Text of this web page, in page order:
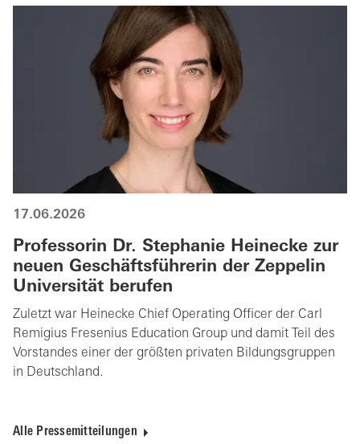
17.06.2026
Professorin Dr. Stephanie Heinecke zur
neuen Geschäftsführerin der Zeppelin
Universität berufen
Zuletzt war Heinecke Chief Operating Officer der Carl
Remigius Fresenius Education Group und damit Teil des
Vorstandes einer der größten privaten Bildungsgruppen
in Deutschland.
Alle Pressemitteilungen